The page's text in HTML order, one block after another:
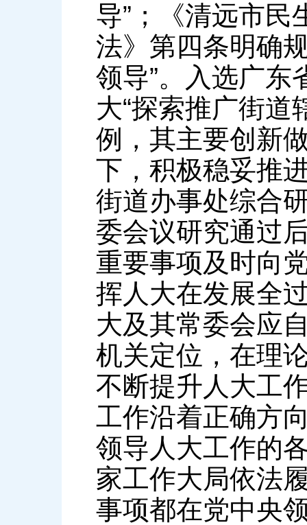
导”；《清远市民
法》第四条明确
领导”。入选广东
大“探索推广街道
例，其主要创新
下，积极稳妥推
街道办事处综合
委会议研究通过
重要事项及时向
挥人大在发展全
大及其常委会应
机关定位，在理
不断提升人大工
工作沿着正确方
领导人大工作的
家工作大局依法
事项都在党中央